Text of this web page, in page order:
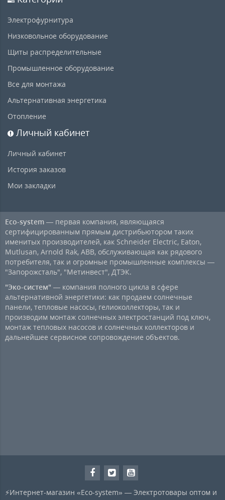
Электрофурнитура
Низковольное оборудование
Щиты распределительные
Промышленное оборудование
Все для монтажа
Альтернативная энергетика
Отопление
Личный кабинет
Личный кабинет
История заказов
Мои закладки
Eco-system — первая компания, являющаяся
сертифицированным прямым дистрибьютором таких
именитых производителей, как Schneider Electric, Eaton,
Mutlusan, Arnold Rak, ABB, обслуживающая как рядового
потребителя, так и огромные промышленные комплексы —
"Запорожсталь", "Метинвест", ДТЭК.
"Эко-систем" — компания полного цикла в сфере
альтернативной энергетики: как продаем солнечные
панели, тепловые насосы, гелиоколлекторы, так и
производим монтаж солнечных электростанций под ключ,
монтаж тепловых насосов и солнечных коллекторов и
дальнейшее сервисное сопровождение объектов.
⚡Интернет-магазин «Eco-system» — Электротовары оптом и